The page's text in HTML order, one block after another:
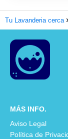
Tu Lavanderia cerca
MÁS INFO.
Aviso Legal
Política de